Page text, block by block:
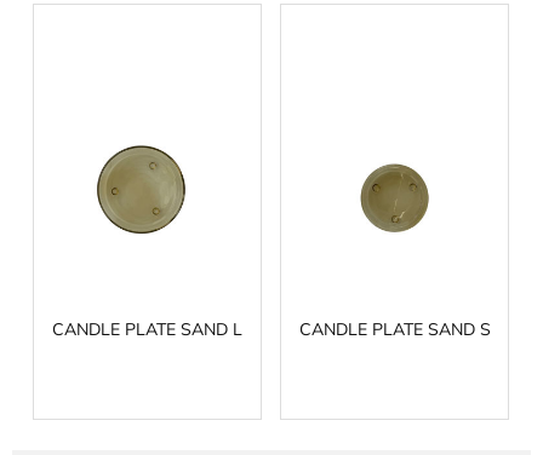
CANDLE PLATE SAND L CANDLE PLATE SAND S